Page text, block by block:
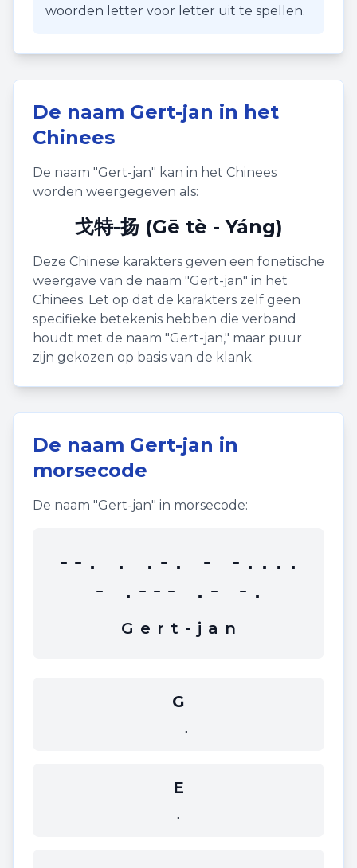
woorden letter voor letter uit te spellen.
De naam Gert-jan in het
Chinees
De naam "Gert-jan" kan in het Chinees
worden weergegeven als:
戈特-扬 (Gē tè - Yáng)
Deze Chinese karakters geven een fonetische
weergave van de naam "Gert-jan" in het
Chinees. Let op dat de karakters zelf geen
specifieke betekenis hebben die verband
houdt met de naam "Gert-jan," maar puur
zijn gekozen op basis van de klank.
De naam Gert-jan in
morsecode
De naam "Gert-jan" in morsecode:
--. . .-. - -....
- .--- .- -.
G e r t - j a n
G
--.
E
.